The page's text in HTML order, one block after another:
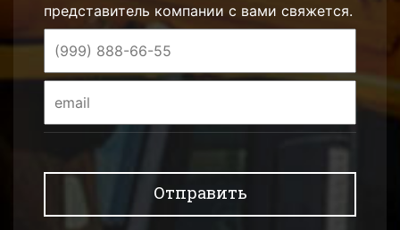
представитель компании с вами свяжется.